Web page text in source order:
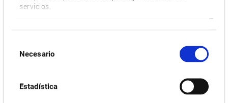
servicios.
Necesario
Estadística